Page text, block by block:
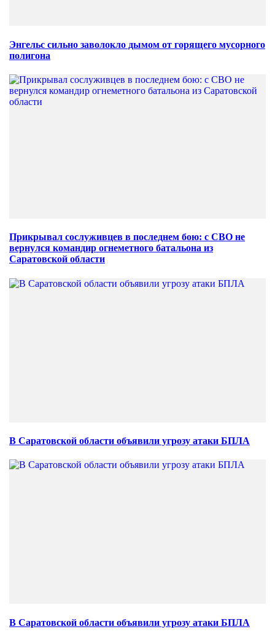
Энгельс сильно заволокло дымом от горящего мусорного
полигона
Прикрывал сослуживцев в последнем бою: с СВО не
вернулся командир огнеметного батальона из
Саратовской области
В Саратовской области объявили угрозу атаки БПЛА
В Саратовской области объявили угрозу атаки БПЛА